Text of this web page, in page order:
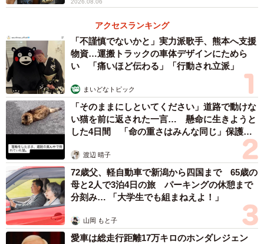
2026.08.06
アクセスランキング
「不謹慎でないかと」実力派歌手、熊本へ支援
物資…運搬トラックの車体デザインにためら
い 「痛いほど伝わる」「行動され立派」
まいどなトピック
「そのままにしといてください」道路で動けな
い猫を前に返された一言… 懸命に生きようと
した4日間 「命の重さはみんな同じ」保護団
渡辺 晴子
72歳父、軽自動車で新潟から四国まで 65歳の
母と2人で3泊4日の旅 パーキングの休憩まで
分刻み… 「大学生でも組まねえよ！」
山岡 もと子
愛車は総走行距離17万キロのホンダレジェン